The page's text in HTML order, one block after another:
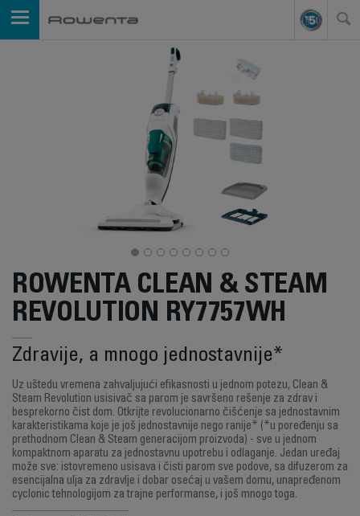
ROWENTA CLEAN & STEAM
REVOLUTION RY7757WH
Zdravije, a mnogo jednostavnije*
Uz uštedu vremena zahvaljujući efikasnosti u jednom potezu, Clean &
Steam Revolution usisivač sa parom je savršeno rešenje za zdrav i
besprekorno čist dom. Otkrijte revolucionarno čišćenje sa jednostavnim
karakteristikama koje je još jednostavnije nego ranije* (*u poređenju sa
prethodnom Clean & Steam generacijom proizvoda) - sve u jednom
kompaktnom aparatu za jednostavnu upotrebu i odlaganje. Jedan uređaj
može sve: istovremeno usisava i čisti parom sve podove, sa difuzerom za
esencijalna ulja za zdravlje i dobar osećaj u vašem domu, unapređenom
cyclonic tehnologijom za trajne performanse, i još mnogo toga.